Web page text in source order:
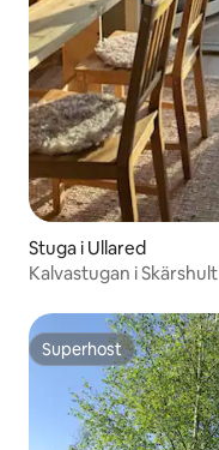
Stuga i Ullared
Kalvastugan i Skärshult
Superhost
Superhost